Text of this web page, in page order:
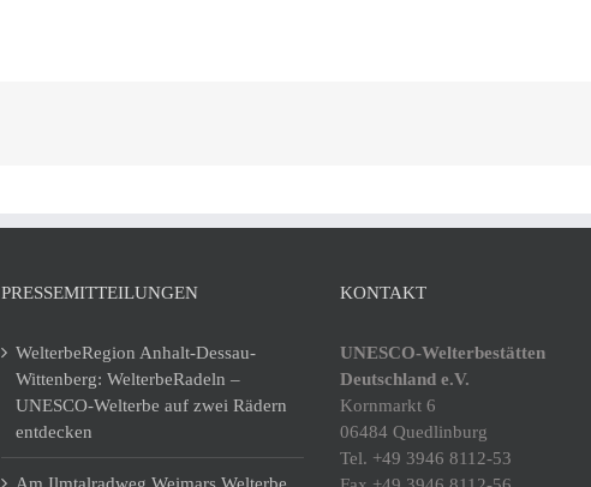
PRESSEMITTEILUNGEN
WelterbeRegion Anhalt-Dessau-
Wittenberg: WelterbeRadeln –
UNESCO-Welterbe auf zwei Rädern
entdecken
KONTAKT
UNESCO-Welterbestätten
Deutschland e.V.
Kornmarkt 6
06484 Quedlinburg
Tel. +49 3946 8112-53